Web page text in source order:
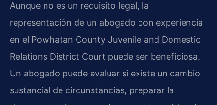
Aunque no es un requisito legal, la
representación de un abogado con experiencia
en el Powhatan County Juvenile and Domestic
Relations District Court puede ser beneficiosa.
Un abogado puede evaluar si existe un cambio
sustancial de circunstancias, preparar la